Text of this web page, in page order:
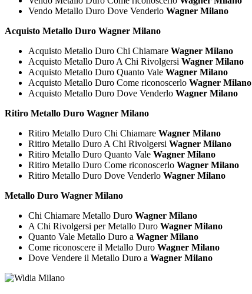
Vendo Metallo Duro Dove Venderlo Wagner Milano
Acquisto Metallo Duro Wagner Milano
Acquisto Metallo Duro Chi Chiamare Wagner Milano
Acquisto Metallo Duro A Chi Rivolgersi Wagner Milano
Acquisto Metallo Duro Quanto Vale Wagner Milano
Acquisto Metallo Duro Come riconoscerlo Wagner Milano
Acquisto Metallo Duro Dove Venderlo Wagner Milano
Ritiro Metallo Duro Wagner Milano
Ritiro Metallo Duro Chi Chiamare Wagner Milano
Ritiro Metallo Duro A Chi Rivolgersi Wagner Milano
Ritiro Metallo Duro Quanto Vale Wagner Milano
Ritiro Metallo Duro Come riconoscerlo Wagner Milano
Ritiro Metallo Duro Dove Venderlo Wagner Milano
Metallo Duro Wagner Milano
Chi Chiamare Metallo Duro Wagner Milano
A Chi Rivolgersi per Metallo Duro Wagner Milano
Quanto Vale Metallo Duro a Wagner Milano
Come riconoscere il Metallo Duro Wagner Milano
Dove Vendere il Metallo Duro a Wagner Milano